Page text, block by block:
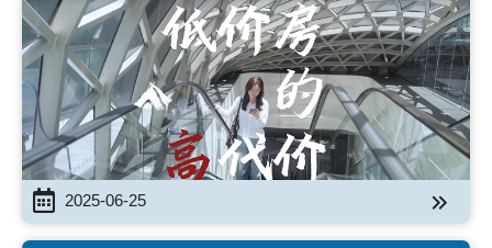
2025-06-25